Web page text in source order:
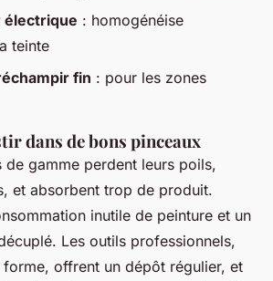
électrique : homogénéise
teinte
fin : pour les zones
dans de bons pinceaux
de gamme perdent leurs poils,
et absorbent trop de produit.
inutile de peinture et un
Les outils professionnels,
offrent un dépôt régulier, et